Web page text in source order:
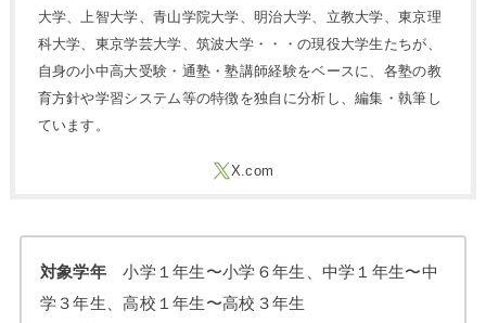
大学、上智大学、青山学院大学、明治大学、立教大学、東京理
科大学、東京学芸大学、筑波大学・・・の現役大学生たちが、
自身の小中高大受験・通塾・塾講師経験をベースに、各塾の教
育方針や学習システム等の特徴を独自に分析し、編集・執筆し
ています。
対象学年小学１年生〜小学６年生、中学１年生〜中
学３年生、高校１年生〜高校３年生